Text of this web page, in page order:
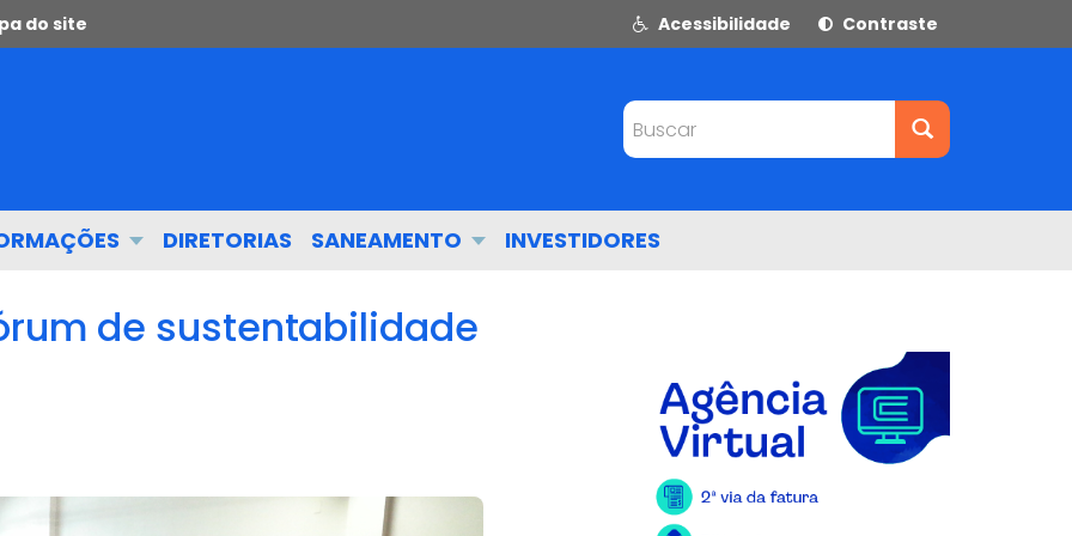
do site Acessibilidade Contraste
Buscar
DIRETORIAS SANEAMENTO INVESTIDORES
de sustentabilidade